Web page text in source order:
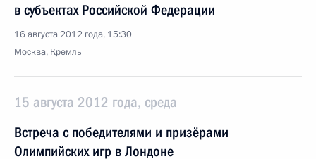
в субъектах Российской Федерации
16 августа 2012 года, 15:30
Москва, Кремль
15 августа 2012 года, среда
Встреча с победителями и призёрами
Олимпийских игр в Лондоне